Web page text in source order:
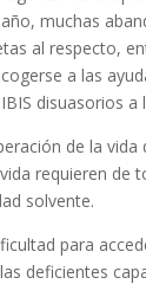
muchas
al respecto,
a las
disuasorios a
de la
requieren de
solvente.
para
deficientes